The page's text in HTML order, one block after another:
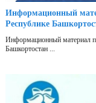
Информационный
Республике
Информационный материал
Башкортостан ...